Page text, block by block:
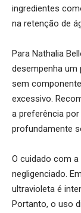
ingredientes
na retenção de
Para Nathalia
desempenha um
sem
excessivo.
a preferência
profundamente
O cuidado com
negligenciado.
ultravioleta é
Portanto, o uso